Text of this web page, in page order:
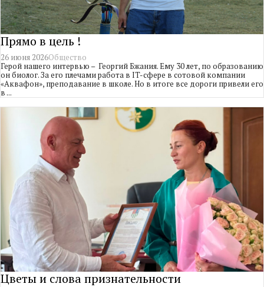
Прямо в цель !
26 июня 2026Общество
Герой нашего интервью – Георгий Бжания. Ему 30 лет, по образованию
он биолог. За его плечами работа в IT-сфере в сотовой компании
«Аквафон», преподавание в школе. Но в итоге все дороги привели его
в ...
Цветы и слова признательности